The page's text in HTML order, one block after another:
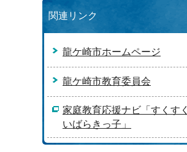
関連リンク
龍ケ崎市ホームページ
龍ケ崎市教育委員会
家庭教育応援ナビ「すくすく
いばらきっ子」